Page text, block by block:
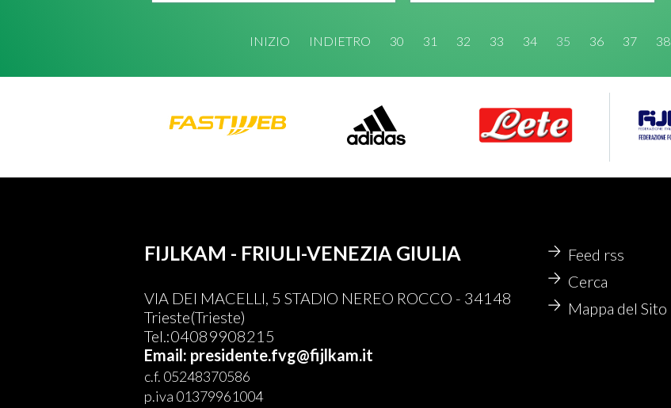
INIZIO INDIETRO 30 31 32 33 34 35 36 37 38
FIJLKAM - FRIULI-VENEZIA GIULIA
VIA DEI MACELLI, 5 STADIO NEREO ROCCO - 34148
Trieste(Trieste)
Tel.:04089908215
Email: presidente.fvg@fijlkam.it
c.f. 05248370586
p.iva 01379961004
Feed rss
Cerca
Mappa del Sito